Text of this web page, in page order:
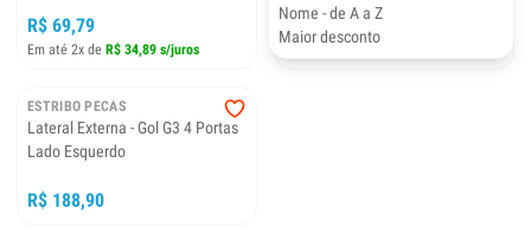
Nome - de A a Z
Maior desconto
R$ 69,79
Em até 2x de R$ 34,89 s/juros
R$ 69,79
ESTRIBO PECAS
Lateral Externa - Gol G3 4 Portas
Lado Esquerdo
R$ 188,90